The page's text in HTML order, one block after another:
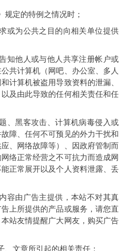
规定的特例之情况时；
或为公共之目的向相关单位提供
知他人或与他人共享注册帐户或
共计算机（网吧、办公室、多人
计算机被盗用导致资料的泄漏、
及由此导致的任何相关责任和任
、黑客攻击、计算机病毒侵入或
障、任何不可预见的外力干扰和
、网络故障等）、因政府管制而
络正常经营之不可抗力而造成网
正常展开以及个人资料泄露、丢
容由广告主提供，本站不对其真
上所提供的产品或服务，请您直
站友情提醒广大网友，购买广告
、文章所引起的相关责任；